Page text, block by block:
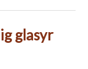
glasyr